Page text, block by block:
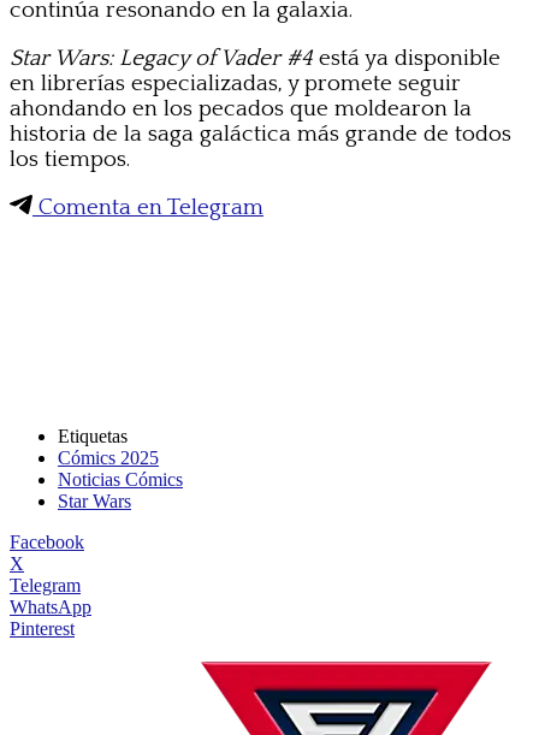
continúa resonando en la galaxia.
Star Wars: Legacy of Vader #4está ya disponible
en librerías especializadas, y promete seguir
ahondando en los pecados que moldearon la
historia de la saga galáctica más grande de todos
los tiempos.
Comenta en Telegram
Etiquetas
Cómics 2025
Noticias Cómics
Star Wars
Facebook
X
Telegram
WhatsApp
Pinterest